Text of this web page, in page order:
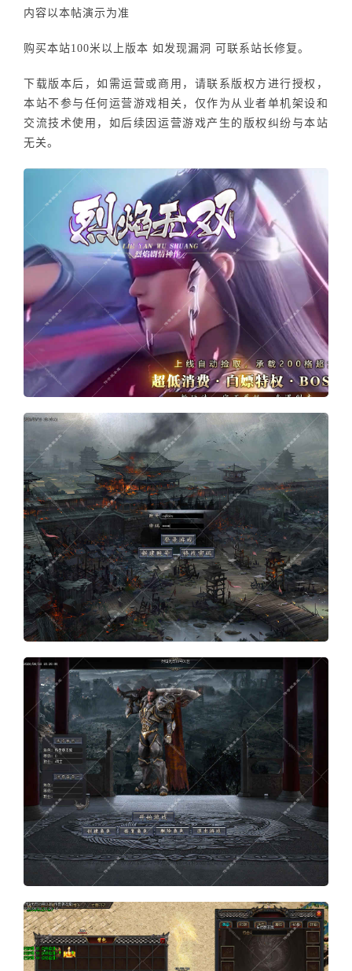
内容以本帖演示为准
购买本站100米以上版本 如发现漏洞 可联系站长修复。
下载版本后，如需运营或商用，请联系版权方进行授权，
本站不参与任何运营游戏相关，仅作为从业者单机架设和
交流技术使用，如后续因运营游戏产生的版权纠纷与本站
无关。